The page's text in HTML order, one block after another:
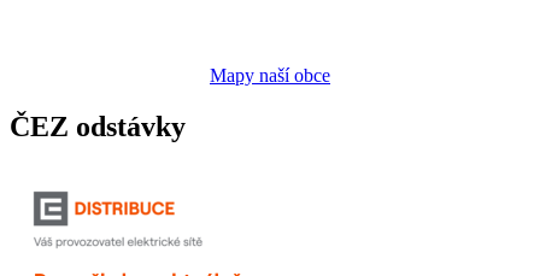
Mapy naší obce
ČEZ odstávky